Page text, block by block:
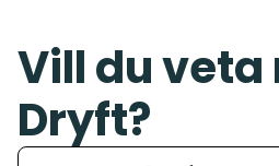
Vill du veta
Dryft?